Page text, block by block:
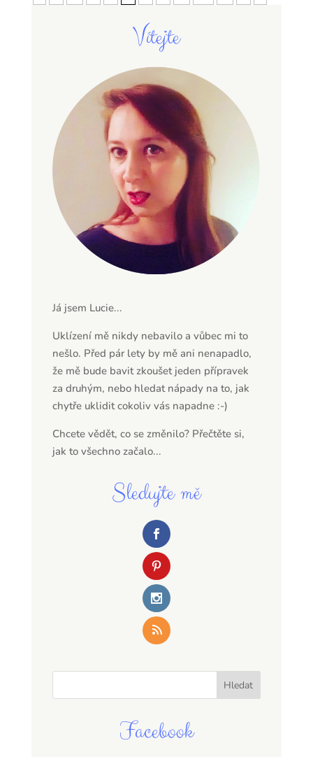
Vítejte
Já jsem Lucie...
Uklízení mě nikdy nebavilo a vůbec mi to
nešlo. Před pár lety by mě ani nenapadlo,
že mě bude bavit zkoušet jeden přípravek
za druhým, nebo hledat nápady na to, jak
chytře uklidit cokoliv vás napadne :-)
Chcete vědět, co se změnilo? Přečtěte si,
jak to všechno začalo...
Sledujte mě
Facebook